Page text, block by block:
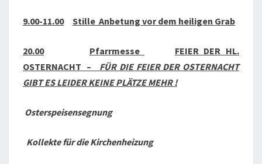
9.00-11.00 Stille Anbetung vor dem heiligen Grab
20.00 Pfarrmesse
FEIER DER HL.
OSTERNACHT – FÜR DIE FEIER DER OSTERNACHT
GIBT ES LEIDER KEINE PLÄTZE MEHR !
Osterspeisensegnung
Kollekte für die Kirchenheizung